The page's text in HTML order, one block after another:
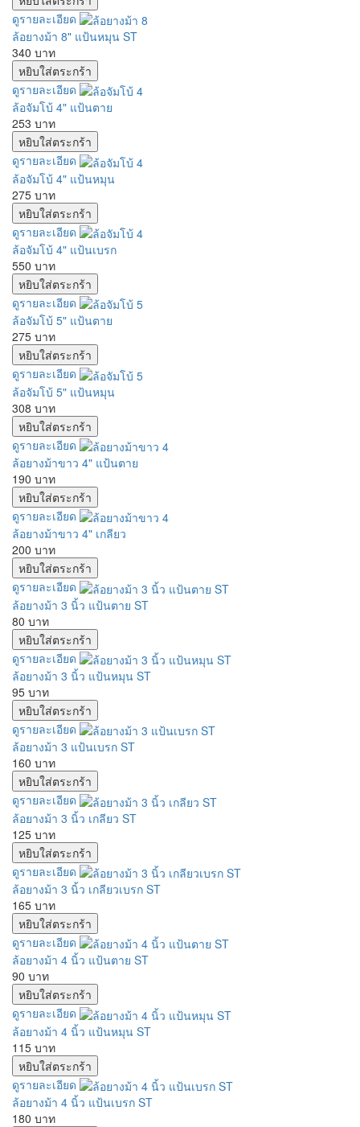
ดูรายละเอียด
ล้อยางม้า 8" แป้นหมุน ST
340 บาท
ดูรายละเอียด
ล้อจัมโบ้ 4" แป้นตาย
253 บาท
ดูรายละเอียด
ล้อจัมโบ้ 4" แป้นหมุน
275 บาท
ดูรายละเอียด
ล้อจัมโบ้ 4" แป้นเบรก
550 บาท
ดูรายละเอียด
ล้อจัมโบ้ 5" แป้นตาย
275 บาท
ดูรายละเอียด
ล้อจัมโบ้ 5" แป้นหมุน
308 บาท
ดูรายละเอียด
ล้อยางม้าขาว 4" แป้นตาย
190 บาท
ดูรายละเอียด
ล้อยางม้าขาว 4" เกลียว
200 บาท
ดูรายละเอียด
ล้อยางม้า 3 นิ้ว แป้นตาย ST
80 บาท
ดูรายละเอียด
ล้อยางม้า 3 นิ้ว แป้นหมุน ST
95 บาท
ดูรายละเอียด
ล้อยางม้า 3 แป้นเบรก ST
160 บาท
ดูรายละเอียด
ล้อยางม้า 3 นิ้ว เกลียว ST
125 บาท
ดูรายละเอียด
ล้อยางม้า 3 นิ้ว เกลียวเบรก ST
165 บาท
ดูรายละเอียด
ล้อยางม้า 4 นิ้ว แป้นตาย ST
90 บาท
ดูรายละเอียด
ล้อยางม้า 4 นิ้ว แป้นหมุน ST
115 บาท
ดูรายละเอียด
ล้อยางม้า 4 นิ้ว แป้นเบรก ST
180 บาท